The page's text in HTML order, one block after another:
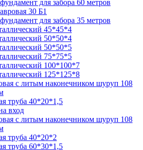
для забора 60 метров
30 Б1
для забора 35 метров
45*45*4
50*50*4
50*50*5
75*75*5
100*100*7
125*125*8
с литым наконечником шуруп 108
труба 40*20*1,5
вход
с литым наконечником шуруп 108
труба 40*20*2
труба 60*30*1,5